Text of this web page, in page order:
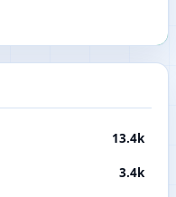
13.4k
3.4k